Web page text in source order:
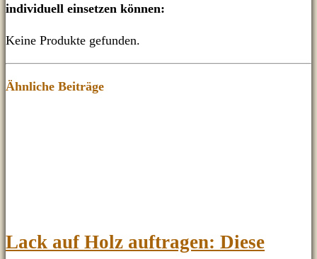
individuell einsetzen können:
Keine Produkte gefunden.
Ähnliche Beiträge
Lack auf Holz auftragen: Diese